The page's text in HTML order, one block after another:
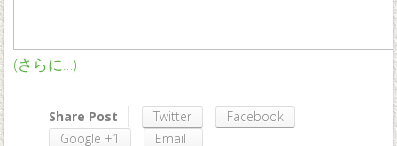
(さらに…)
Share Post Twitter
Facebook
Google +1
Email